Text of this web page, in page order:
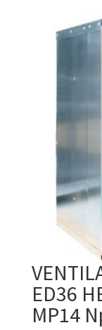
ED36
MP14